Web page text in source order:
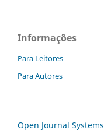
Informações
Para Leitores
Para Autores
Open Journal Systems